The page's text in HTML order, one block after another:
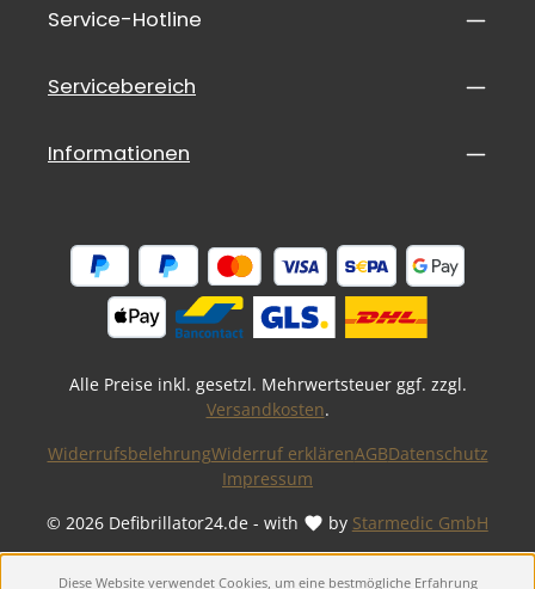
Service-Hotline
Servicebereich
Informationen
Alle Preise inkl. gesetzl. Mehrwertsteuer ggf. zzgl.
Versandkosten.
© 2026 Defibrillator24.de - with by Starmedic GmbH
WiderrufsbelehrungWiderruf erklärenAGBDatenschutz
Impressum
Diese Website verwendet Cookies, um eine bestmögliche Erfahrung